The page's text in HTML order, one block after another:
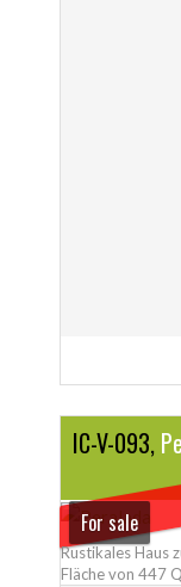
IC-V-093,
For sale
Rustikales Haus
Fläche von 447